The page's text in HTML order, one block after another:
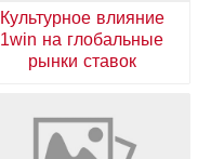
Культурное влияние
1win на глобальные
рынки ставок